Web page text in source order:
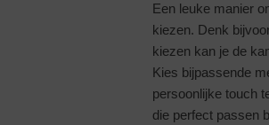
Een leuke manier
kiezen. Denk
kiezen kan je de
Kies bijpassende
persoonlijke touch
die perfect passen